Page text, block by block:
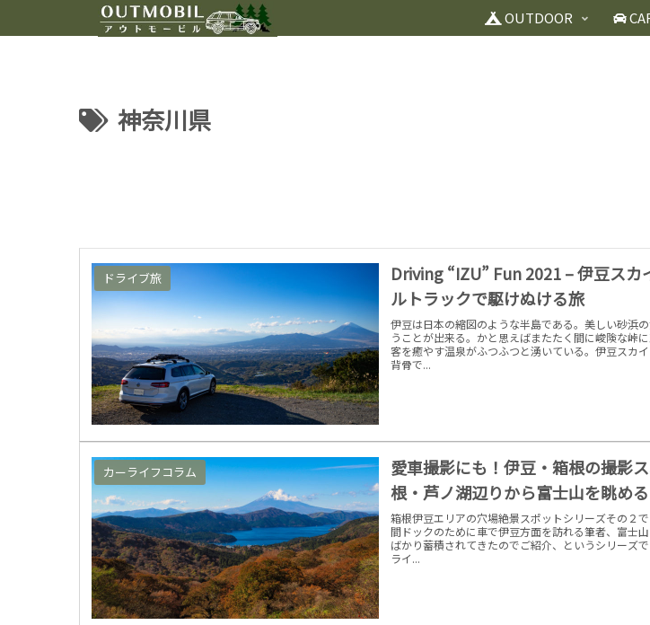
OUTDOOR
神奈川県
ドライブ旅
Driving “IZU” Fun 2021 – 伊豆ス
ルトラックで駆けぬける旅
伊豆は日本の縮図のような半島である。美しい砂浜
うことが出来る。かと思えばまたたく間に峻険な峠
客を癒やす温泉がふつふつと湧いている。伊豆スカ
背骨で...
カーライフコラム
愛車撮影にも！伊豆・箱根の撮影
根・芦ノ湖辺りから富士山を眺める
箱根伊豆エリアの穴場絶景スポットシリーズその２
間ドックのために車で伊豆方面を訪れる筆者、富士
ばかり蓄積されてきたのでご紹介、というシリーズ
ライ...